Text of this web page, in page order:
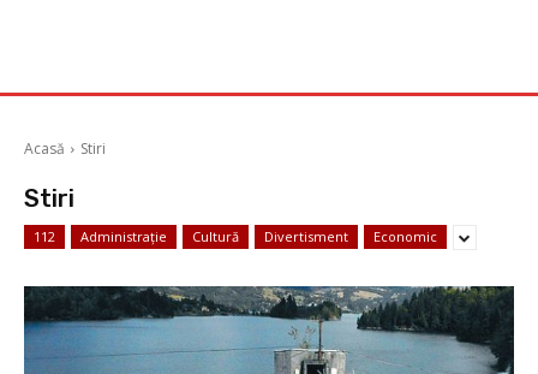
Acasă Stiri
Stiri
112 Administrație Cultură Divertisment Economic